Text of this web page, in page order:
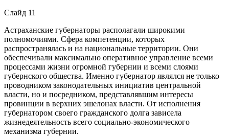
Слайд 11
Астраханские губернаторы располагали широкими
полномочиями. Сфера компетенции, которых
распространялась и на национальные территории. Они
обеспечивали максимально оперативное управление всеми
процессами жизни огромной губернии и всеми слоями
губернского общества. Именно губернатор являлся не только
проводником законодательных инициатив центральной
власти, но и посредником, представлявшим интересы
провинции в верхних эшелонах власти. От исполнения
губернатором своего гражданского долга зависела
жизнедеятельность всего социально-экономического
механизма губернии.